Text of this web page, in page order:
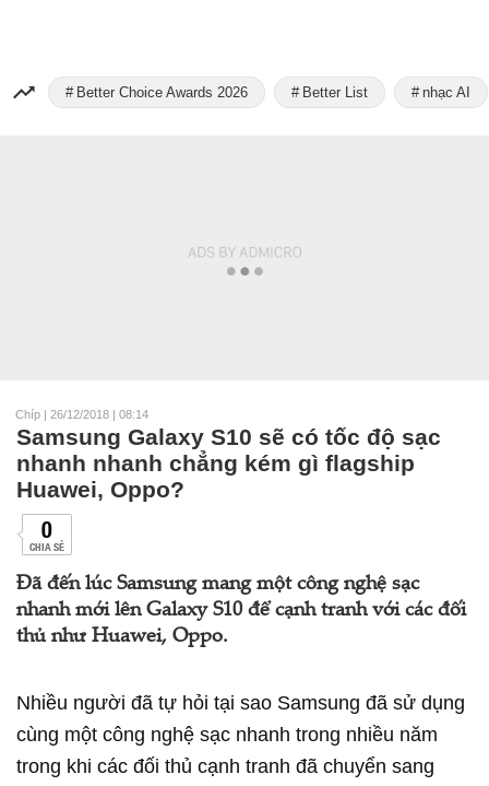
Better Choice Awards 2026 Better List nhạc AI
Chíp | 26/12/2018 | 08:14
Samsung Galaxy S10 sẽ có tốc độ sạc
nhanh nhanh chẳng kém gì flagship
Huawei, Oppo?
0
CHIA SẺ
Đã đến lúc Samsung mang một công nghệ sạc
nhanh mới lên Galaxy S10 để cạnh tranh với các đối
thủ như Huawei, Oppo.
Nhiều người đã tự hỏi tại sao Samsung đã sử dụng
cùng một công nghệ sạc nhanh trong nhiều năm
trong khi các đối thủ cạnh tranh đã chuyển sang